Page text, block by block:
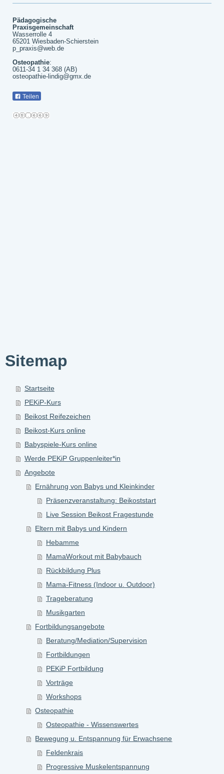
Pädagogische
Praxisgemeinschaft
Wasserrolle 4
65201 Wiesbaden-Schierstein
p_praxis@web.de
Osteopathie:
0611-34 1 34 368 (AB)
osteopathie-lindig@gmx.de
Teilen
Sitemap
Startseite
PEKiP-Kurs
Beikost Reifezeichen
Beikost-Kurs online
Babyspiele-Kurs online
Werde PEKiP Gruppenleiter*in
Angebote
Ernährung von Babys und Kleinkinder
Präsenzveranstaltung: Beikoststart
Live Session Beikost Fragestunde
Eltern mit Babys und Kindern
Hebamme
MamaWorkout mit Babybauch
Rückbildung Plus
Mama-Fitness (Indoor u. Outdoor)
Trageberatung
Musikgarten
Fortbildungsangebote
Beratung/Mediation/Supervision
Fortbildungen
PEKiP Fortbildung
Vorträge
Workshops
Osteopathie
Osteopathie - Wissenswertes
Bewegung u. Entspannung für Erwachsene
Feldenkrais
Progressive Muskelentspannung